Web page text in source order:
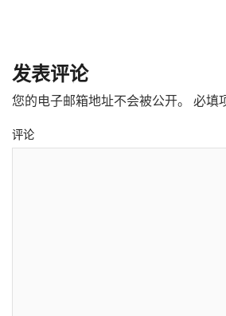
发表评论
您的电子邮箱地址不会被公开。 必填
评论